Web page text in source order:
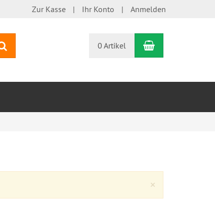
Zur Kasse Ihr Konto Anmelden
0 Artikel Warenkorb
×